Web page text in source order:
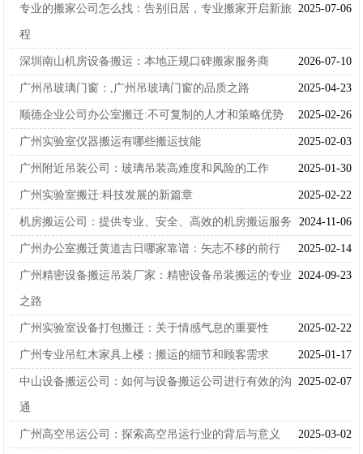
2025-07-06
专业的搬家公司怎么找：告别旧居，专业搬家开启新旅
程
2026-07-10
深圳南山机房设备搬运：本地正规口碑搬家服务商
2025-04-23
广州吊玻璃门窗：,广州吊玻璃门窗的品质之路
2025-02-26
顺德企业公司办公室搬迁:不可复制的人才和策略优势
2025-02-03
广州实验室仪器搬运有哪些搬运技能
2025-01-30
广州附近吊装公司：玻璃吊装高难度和风险的工作
2025-02-22
广州实验室搬迁:科技发展的新篇章
2024-11-06
机房搬运公司：提供专业、安全、高效的机房搬运服务
2025-02-14
广州办公室搬迁黄道吉日哪家靠谱：矢志不移的前行
2024-09-23
广州精密设备搬运吊装厂家：精密设备吊装搬运的专业
之路
2025-02-22
广州实验室设备打包搬迁：关于情感气息的重要性
2025-01-17
广州专业吊红木家具上楼：搬运的细节和顾客需求
2025-02-07
中山设备搬运公司：如何与设备搬运公司进行有效的沟
通
2025-03-02
广州高空吊运公司：探索高空吊运行业的背后与意义